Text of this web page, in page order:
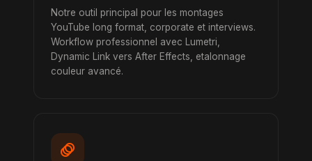
Notre outil principal pour les montages
YouTube long format, corporate et interviews.
Workflow professionnel avec Lumetri,
Dynamic Link vers After Effects, etalonnage
couleur avancé.
animation